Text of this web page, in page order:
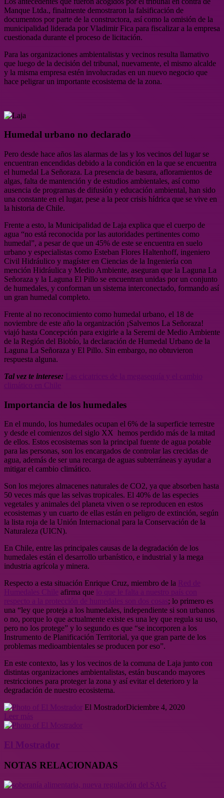
Manque Ltda., finalmente demostraron la falsificación de
documentos por parte de la constructora, así como la omisión de la
municipalidad liderada por Vladimir Fica para fiscalizar a la empresa
cuestionada durante el proceso de licitación.
Para las organizaciones ambientalistas y vecinos resulta llamativo
que luego de la decisión del tribunal, nuevamente, el mismo alcalde
y la misma empresa estén involucradas en un nuevo negocio que
hace peligrar un importante ecosistema de la zona.
Humedal urbano no declarado
Pero desde hace años las alarmas de las y los vecinos del lugar se
encuentran encendidas debido a la condición en la que se encuentra
el humedal La Señoraza. La presencia de basura, afloramientos de
algas, falta de mantención y de estudios ambientales, así como
ausencia de programas de difusión y educación ambiental, han sido
una constante en el lugar, pese a la peor crisis hídrica que se vive en
la historia de Chile.
Frente a esto, la Municipalidad de Laja explica que el cuerpo de
agua “no está reconocida por las autoridades pertinentes como
humedal”, a pesar de que un 45% de este se encuentra en suelo
urbano y especialistas como Esteban Flores Haltenhoff, ingeniero
Civil Hidráulico y magíster en Ciencias de la Ingeniería con
mención Hidráulica y Medio Ambiente, aseguran que la Laguna La
Señoraza y la Laguna El Pillo se encuentran unidas por un conjunto
de humedales, y conforman un sistema interconectado, formando así
un gran humedal completo.
Frente al no reconocimiento como humedal urbano, el 18 de
noviembre de este año la organización ¡Salvemos La Señoraza!
viajó hasta Concepción para exigirle a la Seremi de Medio Ambiente
de la Región del Biobío, la declaración de Humedal Urbano de la
Laguna La Señoraza y El Pillo. Sin embargo, no obtuvieron
respuesta alguna.
Tal vez te interese:
Importancia de los humedales
En el mundo, los humedales ocupan el 6% de la superficie terrestre
y desde el comienzos del siglo XX hemos perdido más de la mitad
de ellos. Estos ecosistemas son la principal fuente de agua potable
para las personas, son los encargados de controlar las crecidas de
agua, además de ser una recarga de aguas subterráneas y ayudar a
mitigar el cambio climático.
Son los mejores almacenes naturales de CO2, ya que absorben hasta
50 veces más que las selvas tropicales. El 40% de las especies
vegetales y animales del planeta viven o se reproducen en estos
ecosistemas y un cuarto de ellas están en peligro de extinción, según
la lista roja de la Unión Internacional para la Conservación de la
Naturaleza (UICN).
En Chile, entre las principales causas de la degradación de los
humedales están el desarrollo urbanístico, e industrial y la mega
industria agrícola y minera.
Respecto a esta situación Enrique Cruz, miembro de la
Humedales Chile
afirma que
; lo primero es
una “ley que proteja a los humedales, independiente si son urbanos
o no, porque lo que actualmente existe es una ley que regula su uso,
pero no los protege” y lo segundo es que “se incorporen a los
Instrumento de Planificación Territorial, ya que gran parte de los
problemas medioambientales se producen por eso”.
En este contexto, las y los vecinos de la comuna de Laja junto con
distintas organizaciones ambientalistas, están buscando mayores
restricciones para proteger la zona y así evitar el deterioro y la
degradación de nuestro ecosistema.
El MostradorDiciembre 4, 2020
Leer más
El Mostrador
NOTAS RELACIONADAS